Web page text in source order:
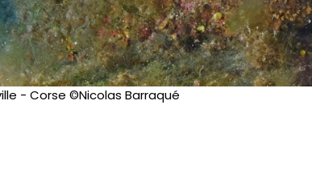
- Corse ©Nicolas Barraqué